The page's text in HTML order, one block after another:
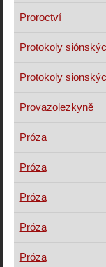
Proroctví
Protokoly
Protokoly
Provazolezkyně
Próza
Próza
Próza
Próza
Próza